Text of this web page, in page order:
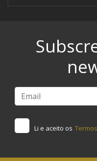
Li e aceito os